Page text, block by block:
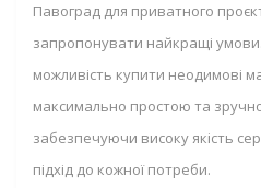
Павоград для приватного
запропонувати найкращі
можливість купити неодимові
максимально простою та
забезпечуючи високу якість
підхід до кожної потреби.